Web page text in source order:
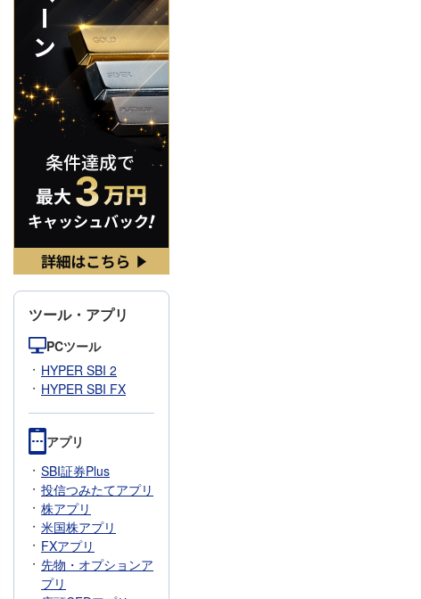
ツール・アプリ
PCツール
HYPER SBI 2
HYPER SBI FX
アプリ
SBI証券Plus
投信つみたてアプリ
株アプリ
米国株アプリ
FXアプリ
先物・オプションア
プリ